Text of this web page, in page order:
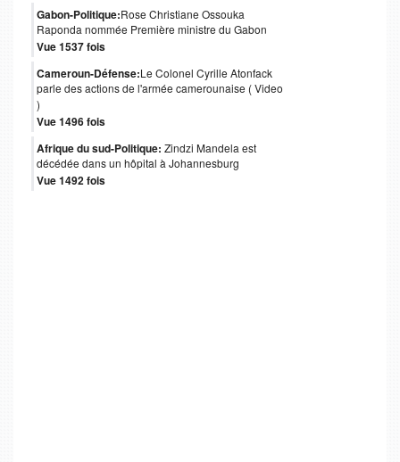
Gabon-Politique:Rose Christiane Ossouka
Raponda nommée Première ministre du Gabon
Vue 1537 fois
Cameroun-Défense:Le Colonel Cyrille Atonfack
parle des actions de l'armée camerounaise ( Video
)
Vue 1496 fois
Afrique du sud-Politique: Zindzi Mandela est
décédée dans un hôpital à Johannesburg
Vue 1492 fois